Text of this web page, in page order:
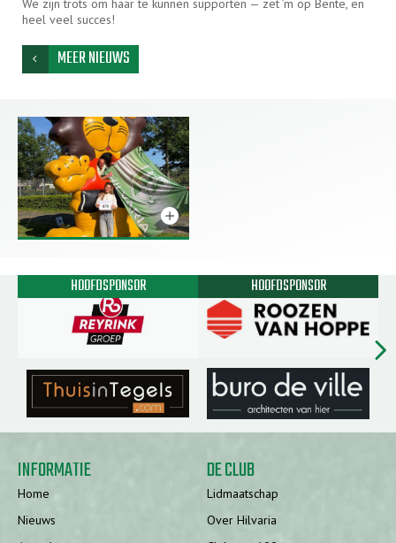
We zijn trots om haar te kunnen supporten — zet ’m op Bente, en
heel veel succes!
MEER NIEUWS
chevron_left
add_circle
HOOFDSPONSOR HOOFDSPONSOR
INFORMATIE
Home
Nieuws
DE CLUB
Lidmaatschap
Over Hilvaria